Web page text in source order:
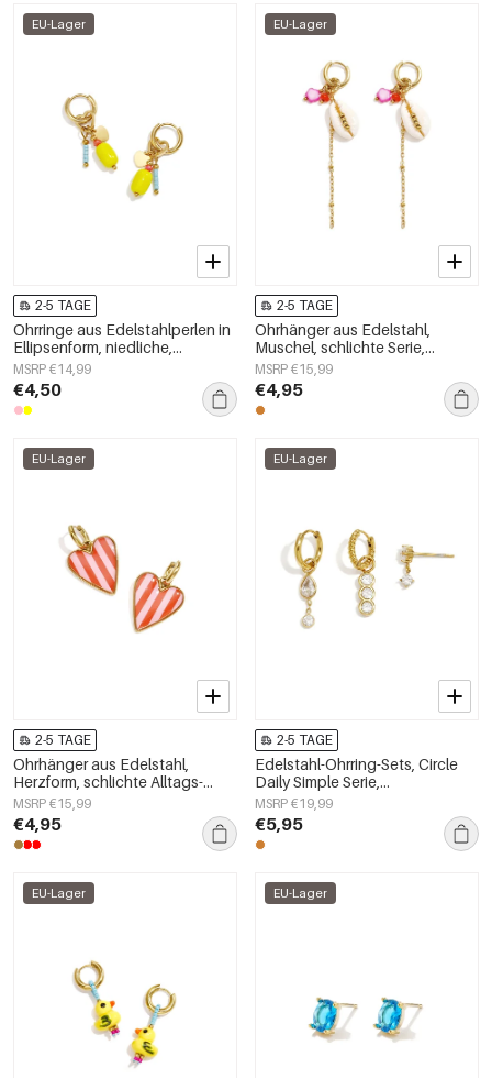
EU-Lager
2-5 TAGE
Ohrringe aus Edelstahlperlen in
Ellipsenform, niedliche,
schlichte Alltags-Serie,
Damenschmuck
MSRP €14,99
€4,50
EU-Lager
2-5 TAGE
Ohrhänger aus Edelstahl,
Muschel, schlichte Serie,
Damenschmuck
MSRP €15,99
€4,95
EU-Lager
2-5 TAGE
Ohrhänger aus Edelstahl,
Herzform, schlichte Alltags-
Serie, Damenschmuck
MSRP €15,99
€4,95
EU-Lager
2-5 TAGE
Edelstahl-Ohrring-Sets, Circle
Daily Simple Serie,
Damenschmuck
MSRP €19,99
€5,95
EU-Lager EU-Lager